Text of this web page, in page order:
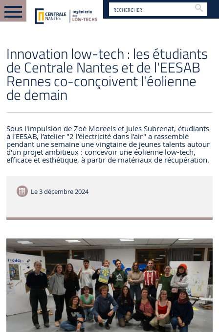
Innovation low-tech : les étudiants
de Centrale Nantes et de l'EESAB
Rennes co-conçoivent l'éolienne
de demain
Sous l'impulsion de Zoé Moreels et Jules Subrenat, étudiants
à l'EESAB, l’atelier "2 l'électricité dans l'air" a rassemblé
pendant une semaine une vingtaine de jeunes talents autour
d'un projet ambitieux : concevoir une éolienne low-tech,
efficace et esthétique, à partir de matériaux de récupération.
Le3 décembre 2024